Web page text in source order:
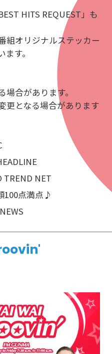
HITS REQUEST」も
組オリジナルステッカー
す。
場合があります。
更となる場合があります
TREND NET
100点満点♪